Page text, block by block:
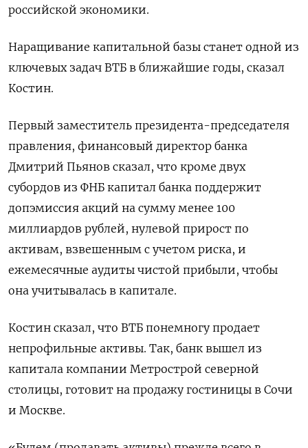
российской ‎экономики.
Наращивание капитальной базы станет одной из
ключевых задач ВТБ в ближайшие годы, сказал
Костин.
Первый заместитель президента-председателя
правления, финансовый директор банка
Дмитрий Пьянов сказал, что кроме двух
субордов из ФНБ капитал банка поддержит
допэмиссия акций на сумму менее 100
миллиардов рублей, нулевой прирост по
активам, взвешенным с учетом риска, и
ежемесячные аудиты чистой прибыли, чтобы
она учитывалась в капитале.
Костин сказал, что ВТБ понемногу продает
непрофильные активы. Так, банк вышел из
капитала компании Метрострой северной
столицы, готовит на продажу гостиницы в Сочи
и Москве.